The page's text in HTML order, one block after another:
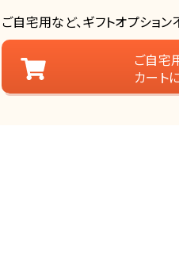
ご自宅用など、ギフトオプショ
ご自宅
カート